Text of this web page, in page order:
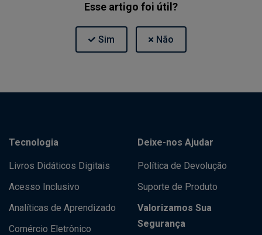
Esse artigo foi útil?
Tecnologia
Livros Didáticos Digitais
Acesso Inclusivo
Analíticas de Aprendizado
Comércio Eletrônico
Deixe-nos Ajudar
Política de Devolução
Suporte de Produto
Valorizamos Sua
Segurança